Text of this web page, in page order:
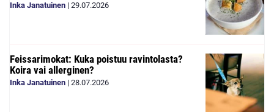
Inka Janatuinen | 29.07.2026
Feissarimokat: Kuka poistuu ravintolasta?
Koira vai allerginen?
Inka Janatuinen | 28.07.2026